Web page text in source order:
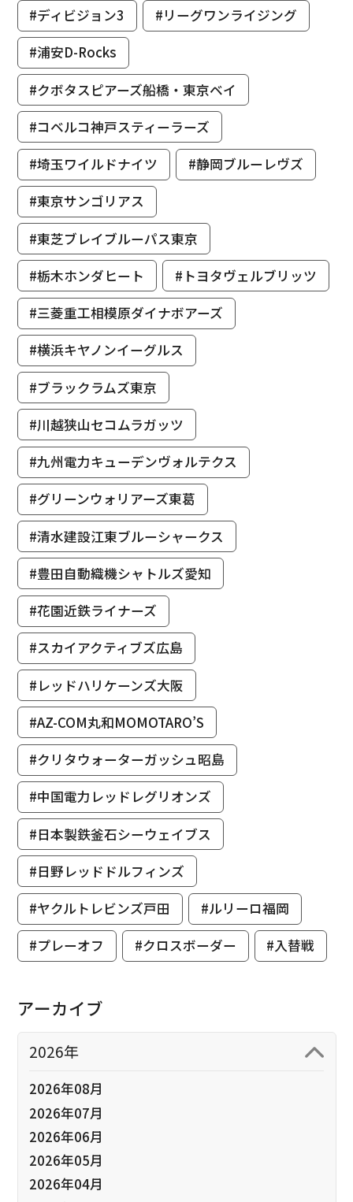
#ディビジョン3
#リーグワンライジング
#浦安D-Rocks
#クボタスピアーズ船橋・東京ベイ
#コベルコ神戸スティーラーズ
#埼玉ワイルドナイツ
#静岡ブルーレヴズ
#東京サンゴリアス
#東芝ブレイブルーパス東京
#栃木ホンダヒート
#トヨタヴェルブリッツ
#三菱重工相模原ダイナボアーズ
#横浜キヤノンイーグルス
#ブラックラムズ東京
#川越狭山セコムラガッツ
#九州電力キューデンヴォルテクス
#グリーンウォリアーズ東葛
#清水建設江東ブルーシャークス
#豊田自動織機シャトルズ愛知
#花園近鉄ライナーズ
#スカイアクティブズ広島
#レッドハリケーンズ大阪
#AZ-COM丸和MOMOTARO’S
#クリタウォーターガッシュ昭島
#中国電力レッドレグリオンズ
#日本製鉄釜石シーウェイブス
#日野レッドドルフィンズ
#ヤクルトレビンズ戸田
#ルリーロ福岡
#プレーオフ
#クロスボーダー #入替戦
アーカイブ
2026年
2026年08月
2026年07月
2026年06月
2026年05月
2026年04月